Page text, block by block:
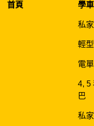
首頁
學
私
輕
電
4, 5
巴
私